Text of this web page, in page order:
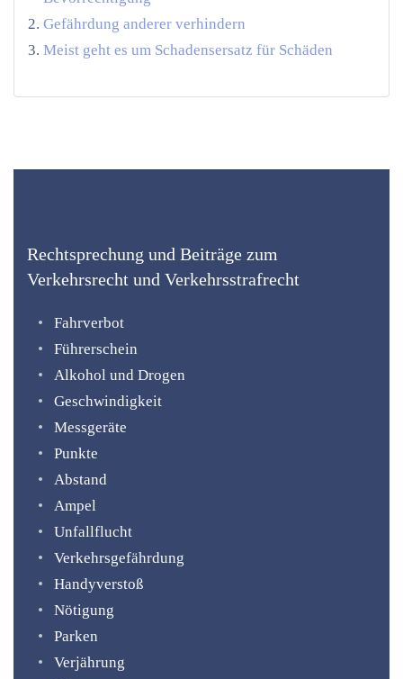
Gefährdung anderer verhindern
Meist geht es um Schadensersatz für Schäden
Rechtsprechung und Beiträge zum
Verkehrsrecht und Verkehrsstrafrecht
Fahrverbot
Führerschein
Alkohol und Drogen
Geschwindigkeit
Messgeräte
Punkte
Abstand
Ampel
Unfallflucht
Verkehrsgefährdung
Handyverstoß
Nötigung
Parken
Verjährung